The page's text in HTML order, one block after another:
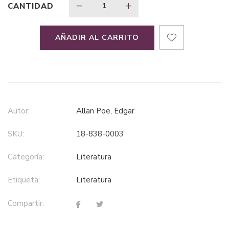
CANTIDAD
AÑADIR AL CARRITO
Autor: Allan Poe, Edgar
SKU: 18-838-0003
Categoría: literatura
Etiqueta: literatura
Compartir: